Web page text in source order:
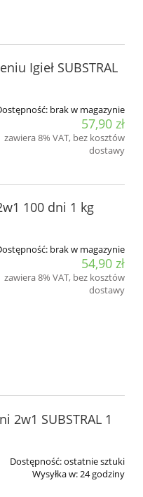
Igieł SUBSTRAL
brak w magazynie
57,90 zł
zawiera 8% VAT, bez kosztów
dostawy
100 dni 1 kg
brak w magazynie
54,90 zł
zawiera 8% VAT, bez kosztów
dostawy
2w1 SUBSTRAL 1
Dostępność:ostatnie sztuki
Wysyłka w:24 godziny